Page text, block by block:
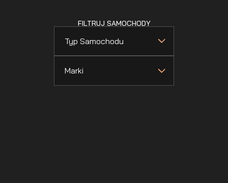
FILTRUJ SAMOCHODY
Typ Samochodu
Marki